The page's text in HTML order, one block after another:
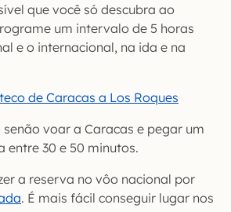
que você só descubra ao
um intervalo de 5 horas
e o internacional, na ida e na
de Caracas a Los Roques
voar a Caracas e pegar um
entre 30 e 50 minutos.
a reserva no vôo nacional por
. É mais fácil conseguir lugar nos